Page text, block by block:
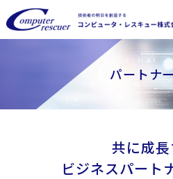
パートナ
共に成長
ビジネスパート